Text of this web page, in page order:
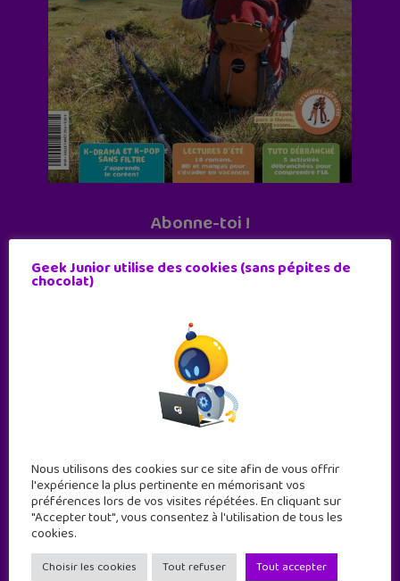
Abonne-toi !
Geek Junior est le premier site de culture numérique
à destination des adolescents.
Geek Junior utilise des cookies (sans pépites de
chocolat)
Nous utilisons des cookies sur ce site afin de vous offrir
l'expérience la plus pertinente en mémorisant vos
préférences lors de vos visites répétées. En cliquant sur
"Accepter tout", vous consentez à l'utilisation de tous les
cookies.
Choisir les cookies Tout refuser Tout accepter